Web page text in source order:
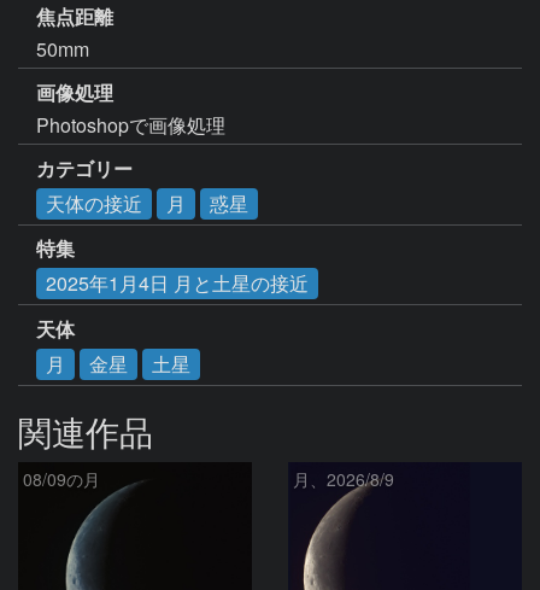
焦点距離
50mm
画像処理
Photoshopで画像処理
カテゴリー
天体の接近
月
惑星
特集
2025年1月4日 月と土星の接近
天体
月
金星 土星
関連作品
08/09の月 月、2026/8/9